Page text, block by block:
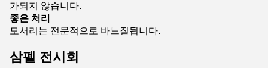
가되지 않습니다.
좋은 처리
모서리는 전문적으로 바느질됩니다.
삼펠 전시회